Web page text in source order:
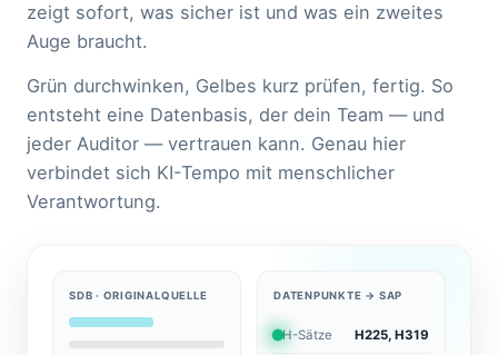
zeigt sofort, was sicher ist und was ein zweites
Auge braucht.
Grün durchwinken, Gelbes kurz prüfen, fertig. So
entsteht eine Datenbasis, der dein Team — und
jeder Auditor — vertrauen kann. Genau hier
verbindet sich KI-Tempo mit menschlicher
Verantwortung.
SDB · ORIGINALQUELLE DATENPUNKTE → SAP
H-Sätze H225, H319